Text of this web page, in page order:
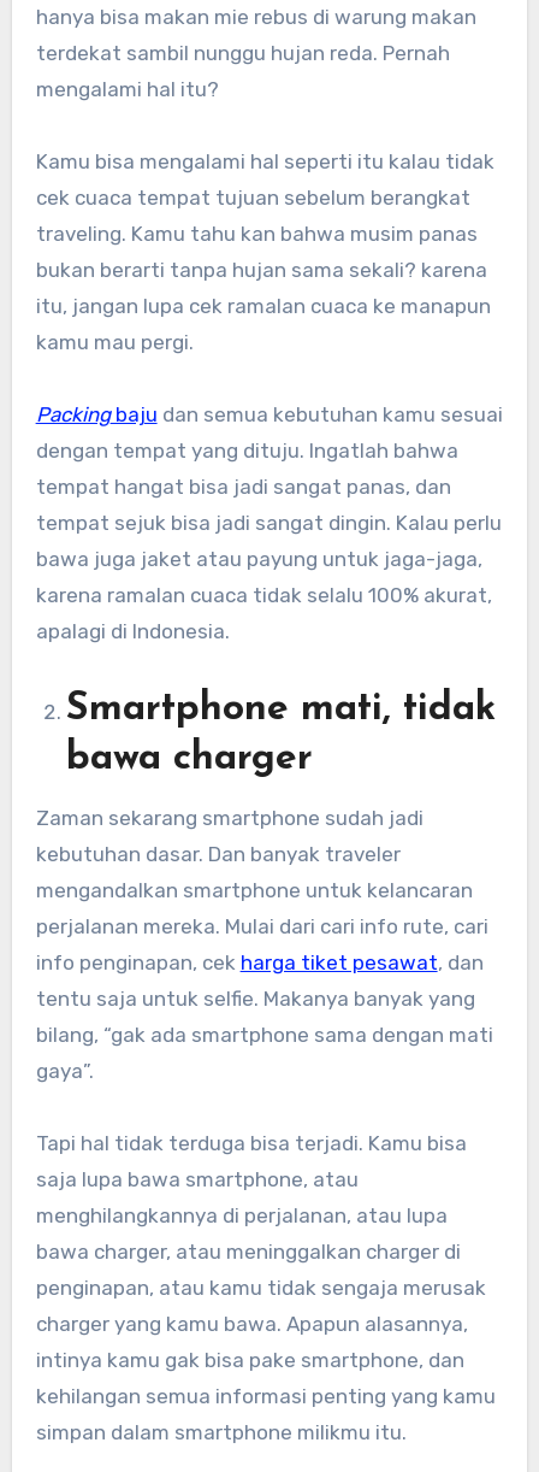
hanya bisa makan mie rebus di warung makan
terdekat sambil nunggu hujan reda. Pernah
mengalami hal itu?
Kamu bisa mengalami hal seperti itu kalau tidak
cek cuaca tempat tujuan sebelum berangkat
traveling. Kamu tahu kan bahwa musim panas
bukan berarti tanpa hujan sama sekali? karena
itu, jangan lupa cek ramalan cuaca ke manapun
kamu mau pergi.
Packingbaju dan semua kebutuhan kamu sesuai
dengan tempat yang dituju. Ingatlah bahwa
tempat hangat bisa jadi sangat panas, dan
tempat sejuk bisa jadi sangat dingin. Kalau perlu
bawa juga jaket atau payung untuk jaga-jaga,
karena ramalan cuaca tidak selalu 100% akurat,
apalagi di Indonesia.
Smartphone mati, tidak
bawa charger
Zaman sekarang smartphone sudah jadi
kebutuhan dasar. Dan banyak traveler
mengandalkan smartphone untuk kelancaran
perjalanan mereka. Mulai dari cari info rute, cari
info penginapan, cek harga tiket pesawat, dan
tentu saja untuk selfie. Makanya banyak yang
bilang, “gak ada smartphone sama dengan mati
gaya”.
Tapi hal tidak terduga bisa terjadi. Kamu bisa
saja lupa bawa smartphone, atau
menghilangkannya di perjalanan, atau lupa
bawa charger, atau meninggalkan charger di
penginapan, atau kamu tidak sengaja merusak
charger yang kamu bawa. Apapun alasannya,
intinya kamu gak bisa pake smartphone, dan
kehilangan semua informasi penting yang kamu
simpan dalam smartphone milikmu itu.